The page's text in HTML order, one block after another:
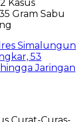
Simalungun
53
Jaringan